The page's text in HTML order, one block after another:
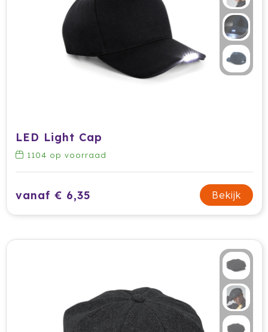
LED Light Cap
1104 op voorraad
vanaf € 6,35 Bekijk